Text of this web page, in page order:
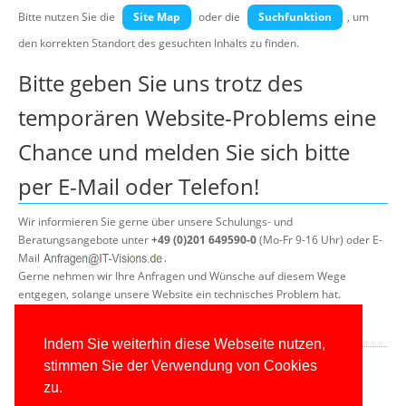
Indem Sie weiterhin diese Webseite nutzen,
stimmen Sie der Verwendung von Cookies
zu.
Über uns
Suche
Bitte nutzen Sie die Site Map oder die Suchfunktion
, um
den korrekten Standort des gesuchten Inhalts zu finden.
Bitte geben Sie uns trotz des
temporären Website-Problems eine
Chance und melden Sie sich bitte
per E-Mail oder Telefon!
Wir informieren Sie gerne über unsere Schulungs- und
Beratungsangebote unter+49 (0)201 649590-0(Mo-Fr 9-16 Uhr) oder E-
Mail
.
Gerne nehmen wir Ihre Anfragen und Wünsche auf diesem Wege
entgegen, solange unsere Website ein technisches Problem hat.
Bitte schauen Sie in unserenFirmenflyer (PDF, 2 Seiten)oder unsere
ausführliche